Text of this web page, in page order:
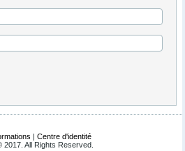
| Centre d'identité
2017. All Rights Reserved.